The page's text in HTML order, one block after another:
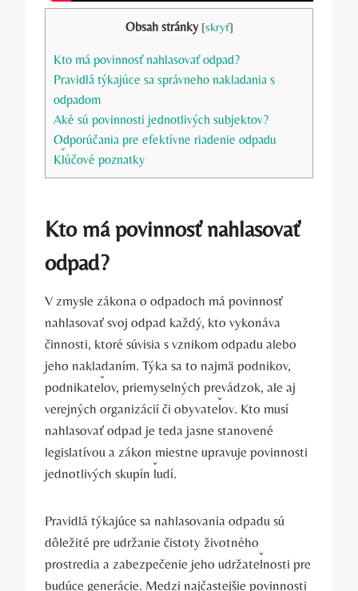
Obsah stránky [skryť]
Kto má povinnosť nahlasovať odpad?
Pravidlá týkajúce sa správneho nakladania s
odpadom
Aké sú povinnosti jednotlivých subjektov?
Odporúčania pre efektívne riadenie odpadu
Kľúčové poznatky
Kto má povinnosť nahlasovať
odpad?
V zmysle zákona o odpadoch má povinnosť
nahlasovať svoj odpad každý, kto vykonáva
činnosti, ktoré súvisia s vznikom odpadu alebo
jeho nakladaním. Týka sa to najmä podnikov,
podnikateľov, priemyselných prevádzok, ale aj
verejných organizácií či obyvateľov. Kto musí
nahlasovať odpad je teda jasne stanovené
legislatívou a zákon miestne upravuje povinnosti
jednotlivých skupín ľudí.
Pravidlá týkajúce sa nahlasovania odpadu sú
dôležité pre udržanie čistoty životného
prostredia a zabezpečenie jeho udržateľnosti pre
budúce generácie. Medzi najčastejšie povinnosti